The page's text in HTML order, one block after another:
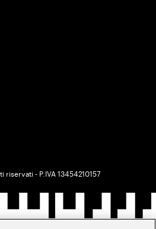
riservati - P.IVA 13454210157